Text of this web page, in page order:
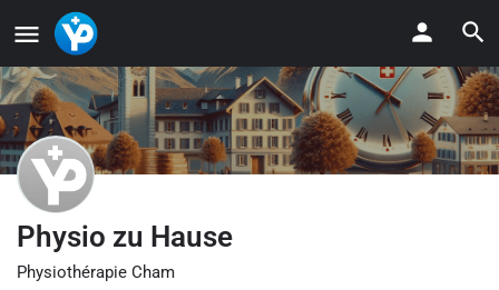
Physio zu Hause
Physiothérapie Cham